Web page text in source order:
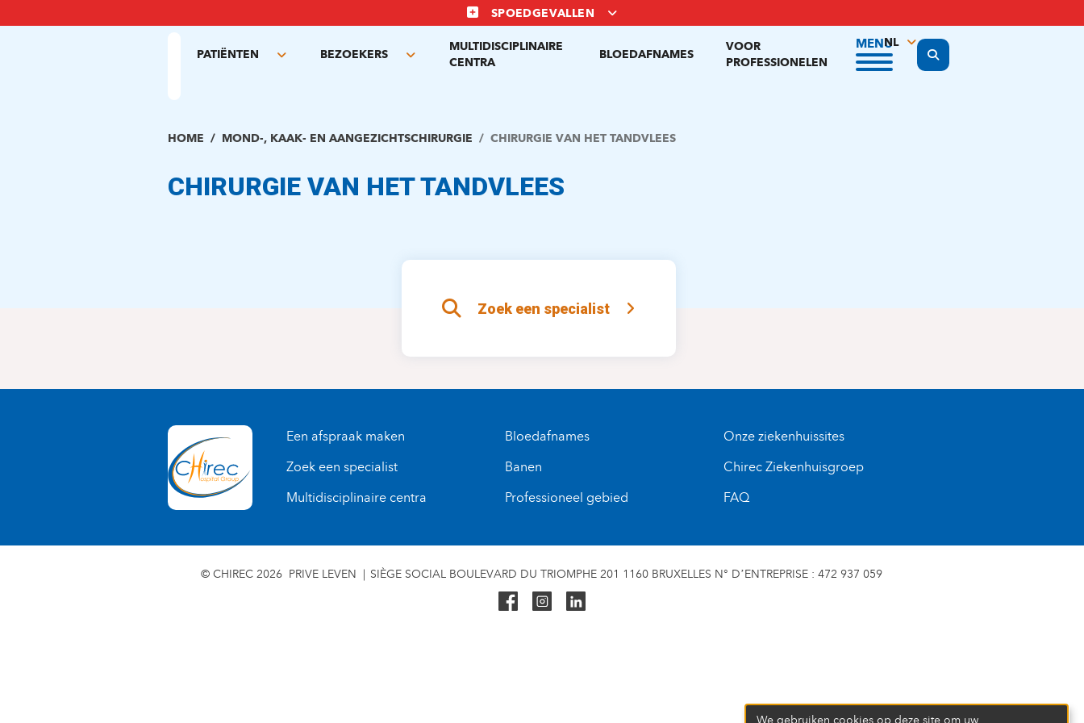
en
SPOEDGEVALLEN
PATIËNTEN
Toggle
BEZOEKERS
Toggle
MULTIDISCIPLINAIRE
CENTRA
BLOEDAFNAMES
VOOR
PROFESSIONELEN
MENU
Display the search form
NL
FR
HOME MOND-, KAAK- EN AANGEZICHTSCHIRURGIE CHIRURGIE VAN HET TANDVLEES
CHIRURGIE VAN HET TANDVLEES
Zoek een specialist
Een afspraak maken
Zoek een specialist
Multidisciplinaire centra
Bloedafnames
Banen
Professioneel gebied
Onze ziekenhuissites
Chirec Ziekenhuisgroep
FAQ
© CHIREC 2026 PRIVE LEVEN SIÈGE SOCIAL BOULEVARD DU TRIOMPHE 201 1160 BRUXELLES N° D’ENTREPRISE : 472 937 059
We gebruiken cookies op deze site om uw